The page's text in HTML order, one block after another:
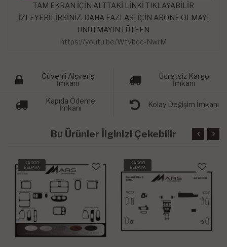
TAM EKRAN İÇİN ALTTAKİ LİNKİ TIKLAYABİLİR
İZLEYEBİLİRSİNİZ. DAHA FAZLASI İÇİN ABONE OLMAYI
UNUTMAYIN LÜTFEN
https://youtu.be/Wtvbqc-NwrM
Güvenli Alşveriş
İmkanı
Ücretsiz Kargo
İmkanı
Kapıda Ödeme
İmkanı
Kolay Değişim İmkanı
Bu Ürünler İlginizi Çekebilir
KARGO
BEDAVA
KARGO
BEDAVA